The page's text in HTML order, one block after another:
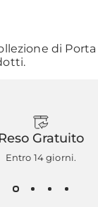
di
Reso Gratuito
Entro 14 giorni.